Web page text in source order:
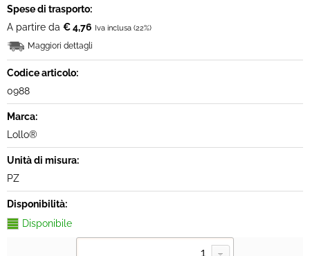
Spese di trasporto:
A partire da € 4,76 Iva inclusa (22%)
Maggiori dettagli
Codice articolo:
0988
Marca:
Lollo®
Unità di misura:
PZ
Disponibilità:
Disponibile